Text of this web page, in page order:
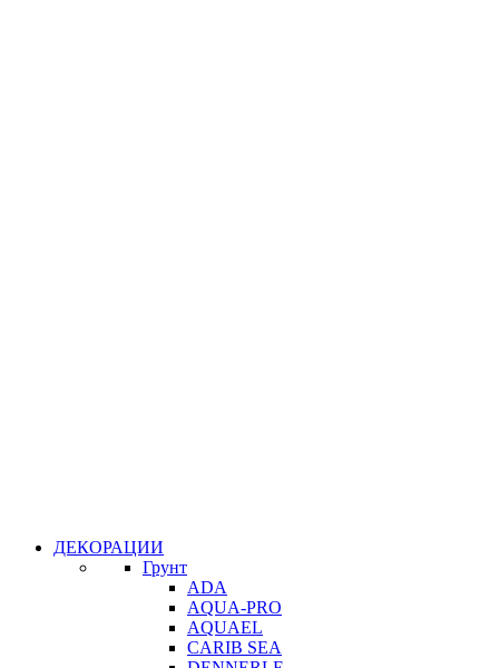
ДЕКОРАЦИИ
Грунт
ADA
AQUA-PRO
AQUAEL
CARIB SEA